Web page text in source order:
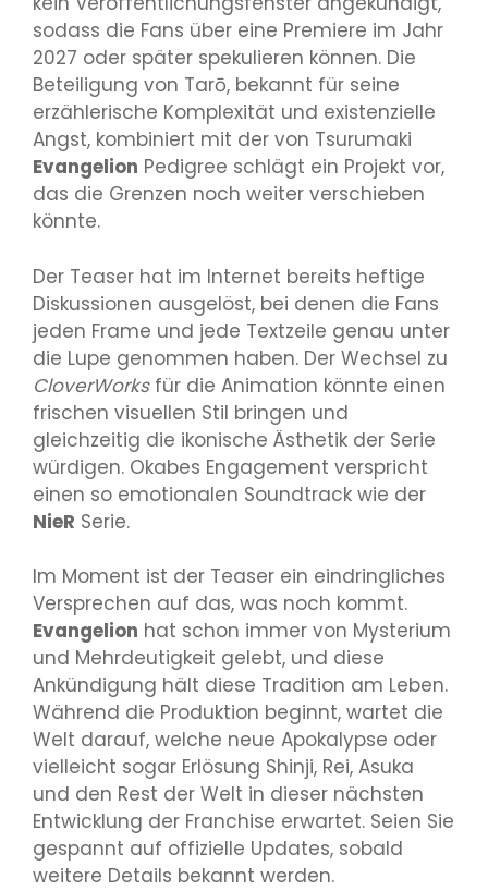
sodass die Fans über eine Premiere im Jahr
2027 oder später spekulieren können. Die
Beteiligung von Tarō, bekannt für seine
erzählerische Komplexität und existenzielle
Angst, kombiniert mit der von Tsurumaki
Evangelion Pedigree schlägt ein Projekt vor,
das die Grenzen noch weiter verschieben
könnte.
Der Teaser hat im Internet bereits heftige
Diskussionen ausgelöst, bei denen die Fans
jeden Frame und jede Textzeile genau unter
die Lupe genommen haben. Der Wechsel zu
CloverWorksfür die Animation könnte einen
frischen visuellen Stil bringen und
gleichzeitig die ikonische Ästhetik der Serie
würdigen. Okabes Engagement verspricht
einen so emotionalen Soundtrack wie der
NieR Serie.
Im Moment ist der Teaser ein eindringliches
Versprechen auf das, was noch kommt.
Evangelion hat schon immer von Mysterium
und Mehrdeutigkeit gelebt, und diese
Ankündigung hält diese Tradition am Leben.
Während die Produktion beginnt, wartet die
Welt darauf, welche neue Apokalypse oder
vielleicht sogar Erlösung Shinji, Rei, Asuka
und den Rest der Welt in dieser nächsten
Entwicklung der Franchise erwartet. Seien Sie
gespannt auf offizielle Updates, sobald
weitere Details bekannt werden.